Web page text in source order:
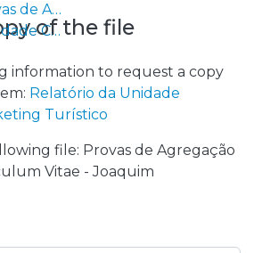
UE - TDM - Provas de Agregação
Relatório da Unidade Curricular de Marketing Turístico
of the file
information to request a copy
Relatório da Unidade
Turístico
file: Provas de Agregação
Vitae - Joaquim